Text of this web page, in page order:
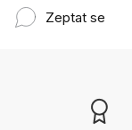
Zeptat se